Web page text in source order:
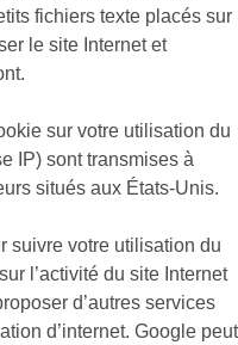
fichiers texte placés sur
le site Internet et
sur votre utilisation du
IP) sont transmises à
situés aux États-Unis.
suivre votre utilisation du
l’activité du site Internet
d’autres services
d’internet. Google peut